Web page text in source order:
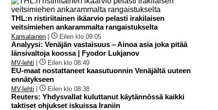
THL:n ristiriitainen ikäarvio pelasti irakilaisen
veitsimiehen ankarammalta rangaistukselta
Kansalainen Eilen klo 09:05
Analyysi: Venäjän vastaisuus – Ainoa asia joka pitää
länsivaltoja koossa | Fyodor Lukjanov
MV-lehti Eilen klo 08:49
EU-maat nostattaneet kaasutuonnin Venäjältä uuteen
ennätykseen
MV-lehti Eilen klo 08:38
Reuters: Yhdysvallat kuluttanut käytännössä kaikki
taktiset ohjukset iskuissa Iraniin